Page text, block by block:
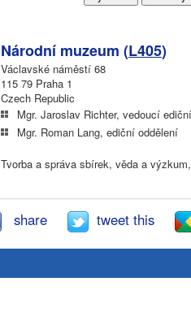
Národní muzeum (L405)
Václavské náměstí 68
115 79 Praha 1
Czech Republic
Mgr. Jaroslav Richter, vedoucí
Mgr. Roman Lang, ediční oddělení
Tvorba a správa sbírek, věda a
share tweet this